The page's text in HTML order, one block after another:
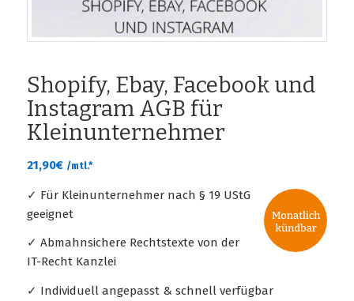
Shopify, Ebay, Facebook und
Instagram AGB für
Kleinunternehmer
21,90€ /mtl.*
✓ Für Kleinunternehmer nach § 19 UStG
geeignet
✓ Abmahnsichere Rechtstexte von der
IT-Recht Kanzlei
✓ Individuell angepasst & schnell verfügbar